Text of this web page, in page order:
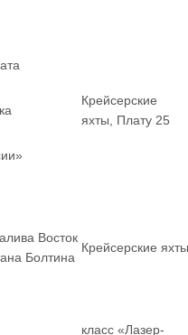
Крейсерские
яхты, Плату 25
Восток
Болтина
Крейсерские яхты
класс «Лазер-